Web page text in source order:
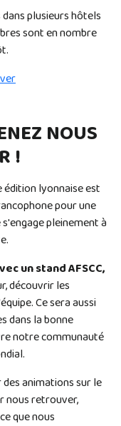
plusieurs hôtels
sont en nombre
NOUS
!
lyonnaise est
pour une
pleinement à
un stand AFSCC,
découvrir les
Ce sera aussi
dans la bonne
notre communauté
animations sur le
nous retrouver,
que nous